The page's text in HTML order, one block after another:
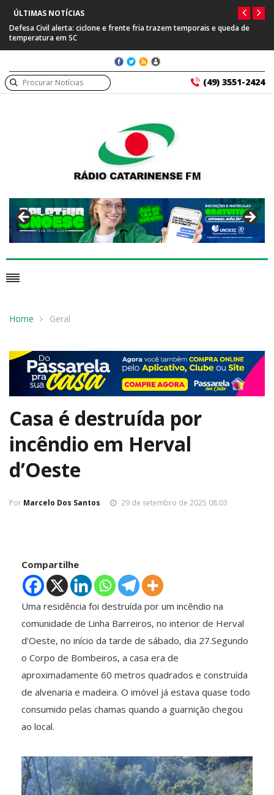
ÚLTIMAS NOTÍCIAS
Defesa Civil alerta: ciclone e frente fria trazem temporais e queda de
temperatura em SC
(49) 3551-2424
Home Geral
Casa é destruída por
incêndio em Herval
d’Oeste
Por Marcelo Dos Santos 29 de setembro de 2025 08:03
Compartilhe
Uma residência foi destruída por um incêndio na
comunidade de Linha Barreiros, no interior de Herval
d’Oeste, no início da tarde de sábado, dia 27.Segundo
o Corpo de Bombeiros, a casa era de
aproximadamente 60 metros quadrados e construída
de alvenaria e madeira. O imóvel já estava quase todo
consumido pelas chamas quando a guarnição chegou
ao local.